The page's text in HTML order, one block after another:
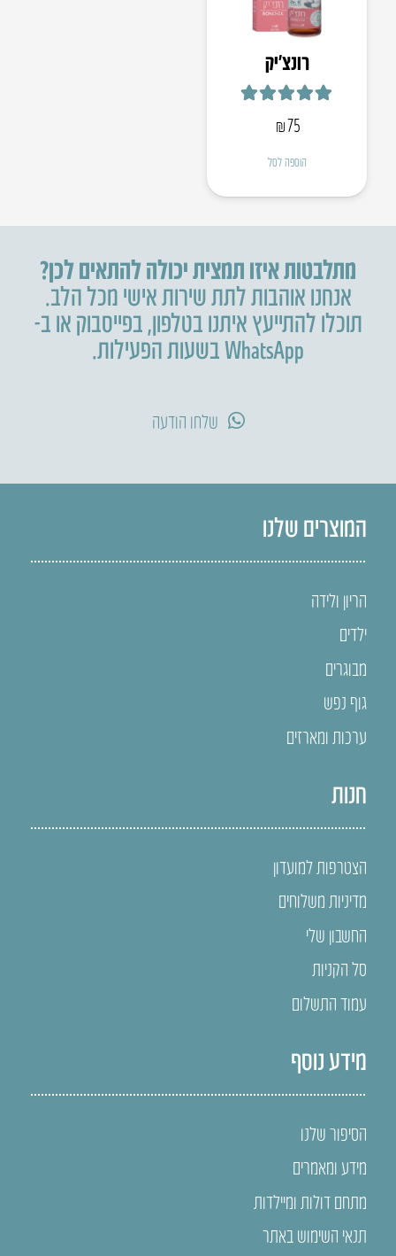
רונצ׳יק
₪75
הוספה לסל
מתלבטות איזו תמצית יכולה להתאים לכן?
אנחנו אוהבות לתת שירות אישי מכל הלב.
תוכלו להתייעץ איתנו בטלפון,בפייסבוק או ב-
WhatsApp בשעות הפעילות.
שלחו הודעה
המוצרים שלנו
הריון ולידה
ילדים
מבוגרים
גוף נפש
ערכות ומארזים
חנות
הצטרפות למועדון
מדיניות משלוחים
החשבון שלי
סל הקניות
עמוד התשלום
מידע נוסף
הסיפור שלנו
מידע ומאמרים
מתחם דולות ומיילדות
תנאי השימוש באתר